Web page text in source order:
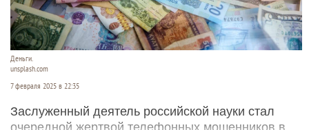
Деньги.
unsplash.com
7 февраля 2025 в 22:35
Заслуженный деятель российской науки стал
очередной жертвой телефонных мошенников в